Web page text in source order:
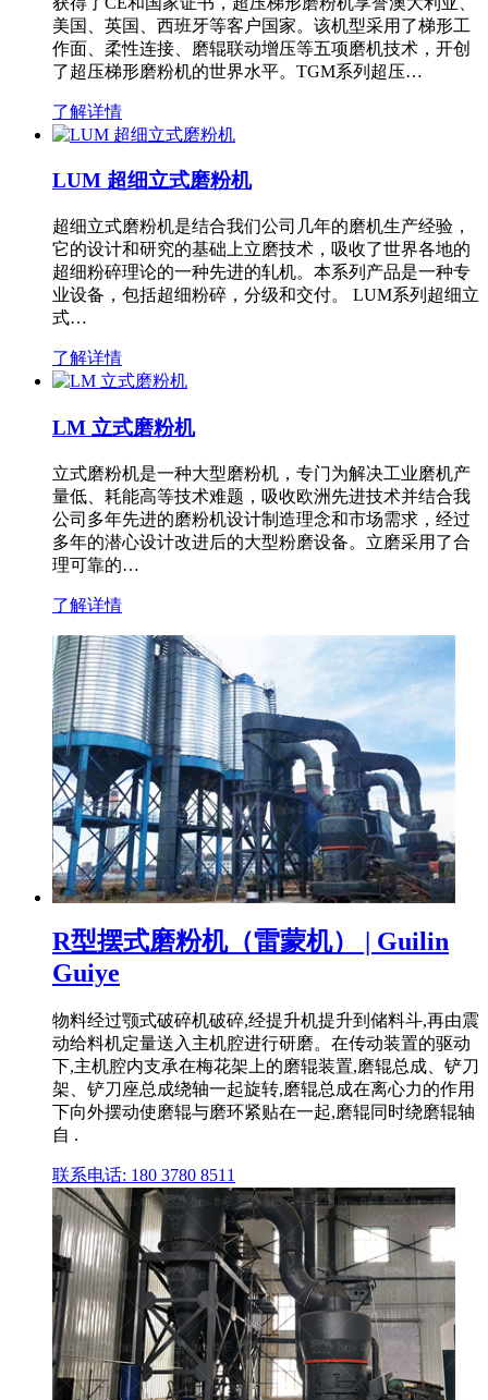
美国、英国、西班牙等客户国家。该机型采用了梯形工
作面、柔性连接、磨辊联动增压等五项磨机技术，开创
了超压梯形磨粉机的世界水平。TGM系列超压…
了解详情
LUM 超细立式磨粉机
超细立式磨粉机是结合我们公司几年的磨机生产经验，
它的设计和研究的基础上立磨技术，吸收了世界各地的
超细粉碎理论的一种先进的轧机。本系列产品是一种专
业设备，包括超细粉碎，分级和交付。 LUM系列超细立
式…
了解详情
LM 立式磨粉机
立式磨粉机是一种大型磨粉机，专门为解决工业磨机产
量低、耗能高等技术难题，吸收欧洲先进技术并结合我
公司多年先进的磨粉机设计制造理念和市场需求，经过
多年的潜心设计改进后的大型粉磨设备。立磨采用了合
理可靠的…
了解详情
R型摆式磨粉机（雷蒙机） | Guilin
Guiye
物料经过颚式破碎机破碎,经提升机提升到储料斗,再由震
动给料机定量送入主机腔进行研磨。在传动装置的驱动
下,主机腔内支承在梅花架上的磨辊装置,磨辊总成、铲刀
架、铲刀座总成绕轴一起旋转,磨辊总成在离心力的作用
下向外摆动使磨辊与磨环紧贴在一起,磨辊同时绕磨辊轴
自 .
联系电话: 180 3780 8511